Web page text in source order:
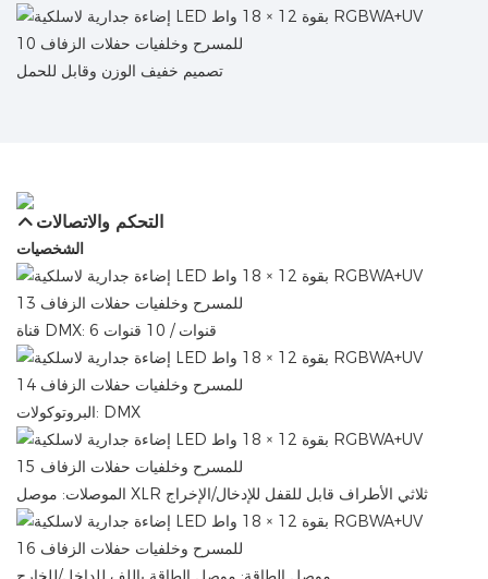
تصميم خفيف الوزن وقابل للحمل
التحكم والاتصالات
الشخصيات
قناة DMX: 6 قنوات / 10 قنوات
البروتوكولات: DMX
الموصلات: موصل XLR ثلاثي الأطراف قابل للقفل للإدخال/الإخراج